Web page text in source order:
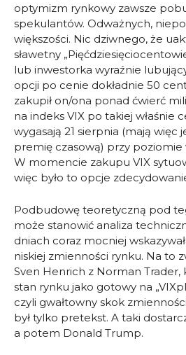
optymizm rynkowy zawsze
spekulantów. Odważnych,
większości. Nic dziwnego, że
sławetny
lub inwestorka wyraźnie
opcji po cenie dokładnie 50
zakupił on/ona ponad ćwierć
na indeks VIX po takiej właśnie
wygasają 21 sierpnia (mają więc
premię czasową) przy poziomie
W momencie zakupu VIX
więc było to opcje
Podbudowę teoretyczną pod
może stanowić analiza
dniach coraz mocniej
niskiej zmienności rynku. Na to
Sven Henrich z Norman Trader,
stan rynku jako gotowy na
czyli gwałtowny skok
był tylko pretekst. A taki
a potem Donald Trump.